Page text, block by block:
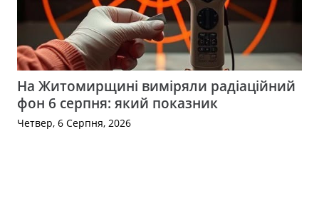
На Житомирщині виміряли радіаційний
фон 6 серпня: який показник
Четвер, 6 Серпня, 2026